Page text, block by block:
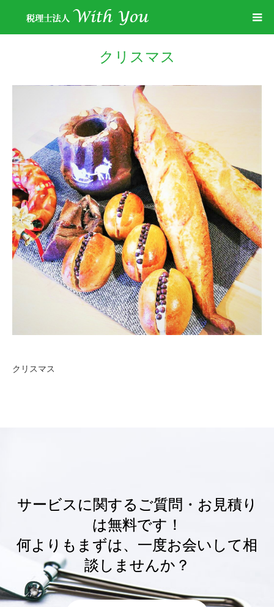
クリスマス
クリスマス
サービスに関するご質問・お見積り
は無料です！
何よりもまずは、一度お会いして相
談しませんか？